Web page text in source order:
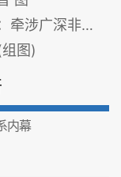
广深非常罕见
图)
内幕